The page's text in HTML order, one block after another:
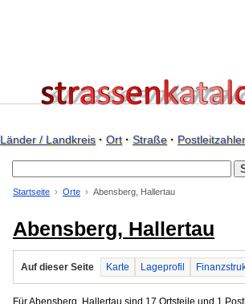
Länder / Landkreis· Ort· Straße·
Startseite Orte Abensberg, Hallertau
Abensberg, Hallertau
Auf dieser Seite Karte Lageprofil
Für Abensberg, Hallertau sind 17 Ortsteile und 1